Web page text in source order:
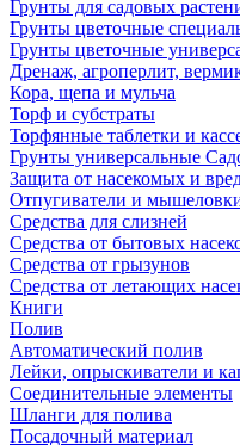
Грунты для садовых
Грунты цветочные
Грунты цветочные
Дренаж, агроперлит,
Кора, щепа и мульча
Торф и субстраты
Торфянные таблетки и
Грунты универсальные
Защита от насекомых и
Отпугиватели и
Средства для слизней
Средства от бытовых
Средства от грызунов
Средства от летающих
Книги
Полив
Автоматический полив
Лейки, опрыскиватели и
Соединительные элементы
Шланги для полива
Посадочный материал